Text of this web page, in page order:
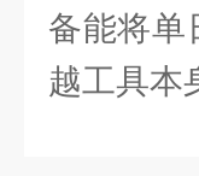
备能将单
越工具本